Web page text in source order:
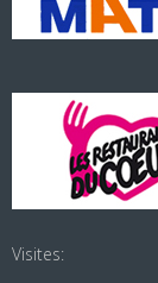
Visites: